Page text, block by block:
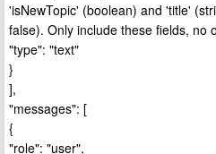
'isNewTopic' (boolean) and 'title'
false). Only include these fields, no
"type": "text"
}
],
"messages": [
{
"role": "user",